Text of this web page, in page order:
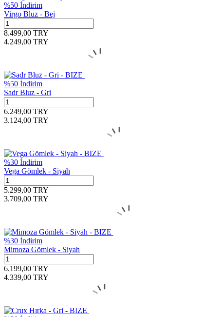
%50 İndirim
Virgo Bluz - Bej
8.499,00 TRY
4.249,00 TRY
%50 İndirim
Sadr Bluz - Gri
6.249,00 TRY
3.124,00 TRY
%30 İndirim
Vega Gömlek - Siyah
5.299,00 TRY
3.709,00 TRY
%30 İndirim
Mimoza Gömlek - Siyah
6.199,00 TRY
4.339,00 TRY